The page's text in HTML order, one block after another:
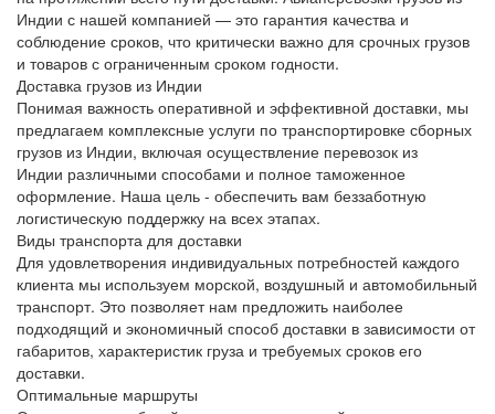
Индии с нашей компанией — это гарантия качества и
соблюдение сроков, что критически важно для срочных грузов
и товаров с ограниченным сроком годности.
Доставка грузов из Индии
Понимая важность оперативной и эффективной доставки, мы
предлагаем комплексные услуги по транспортировке сборных
грузов из Индии, включая осуществление перевозок из
Индии различными способами и полное таможенное
оформление. Наша цель - обеспечить вам беззаботную
логистическую поддержку на всех этапах.
Виды транспорта для доставки
Для удовлетворения индивидуальных потребностей каждого
клиента мы используем морской, воздушный и автомобильный
транспорт. Это позволяет нам предложить наиболее
подходящий и экономичный способ доставки в зависимости от
габаритов, характеристик груза и требуемых сроков его
доставки.
Оптимальные маршруты